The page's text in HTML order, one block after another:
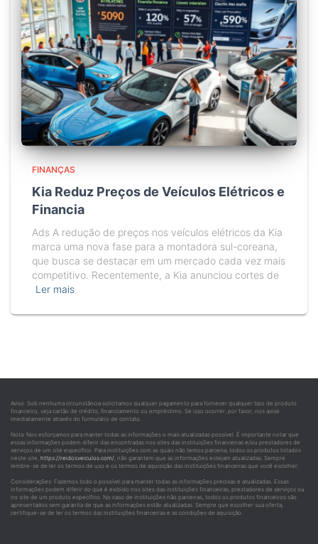
FINANÇAS
Kia Reduz Preços de Veículos Elétricos e
Financia
Ads A redução de preços nos veículos elétricos da Kia
marca uma nova fase para a montadora sul-coreana,
que busca se destacar em um mercado cada vez mais
competitivo. Recentemente, a Kia anunciou cortes de
Ler mais
Aviso: Sob nenhuma circunstância solicitamos qualquer pagamento para fornecer qualquer tipo de produto
financeiro, seja cartão de crédito, financiamento ou empréstimo. Se isso ocorrer, por favor, nos avise
imediatamente através do formulário de contato.
Nota: Nos esforçamos para manter todas as informações o mais atualizadas possível. É importante notar que
essas informações podem diferir das encontradas nos sites das instituições financeiras e/ou prestadores de
serviços de um site específico. Para instituições com as quais não temos parceria, todos os produtos listados
neste site, https://reidosveiculos.com/, não garantem que as informações estejam atualizadas. Sempre
lembre-se de ler os termos de uso e os termos de aquisição das instituições financeiras que você escolher.
Considerações: Fazemos todo o possível para manter todas as informações precisas e atualizadas. Essas
informações podem diferir do que é exibido nos sites das instituições financeiras, prestadores de serviços ou
no site de um produto específico. No caso de instituições não parceiras, todos os produtos financeiros são
apresentados sem garantia de que as informações estão atualizadas. Sempre que escolher sua oferta,
certifique-se de ler os termos das instituições financeiras e as condições de aquisição.